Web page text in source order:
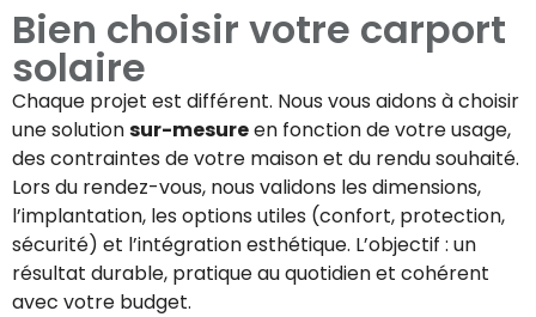
Bien choisir votre carport
solaire
Chaque projet est différent. Nous vous aidons à choisir
une solutionsur-mesureen fonction de votre usage,
des contraintes de votre maison et du rendu souhaité.
Lors du rendez-vous, nous validons les dimensions,
l’implantation, les options utiles (confort, protection,
sécurité) et l’intégration esthétique. L’objectif : un
résultat durable, pratique au quotidien et cohérent
avec votre budget.